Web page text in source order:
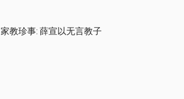
家教珍事: 薛宣以无言教子